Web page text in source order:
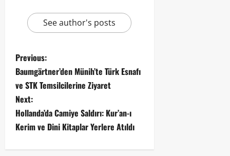
See author's posts
Previous:
Baumgärtner’den Münih’te Türk Esnafı
ve STK Temsilcilerine Ziyaret
Next:
Hollanda’da Camiye Saldırı: Kur’an-ı
Kerim ve Dini Kitaplar Yerlere Atıldı